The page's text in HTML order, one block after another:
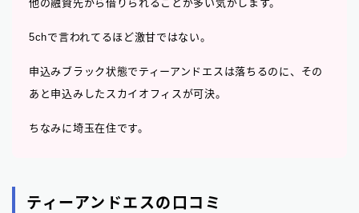
他の融資先から借りられることが多い気がします。
5chで言われてるほど激甘ではない。
申込みブラック状態でティーアンドエスは落ちるのに、その
あと申込みしたスカイオフィスが可決。
ちなみに埼玉在住です。
ティーアンドエスの口コミ